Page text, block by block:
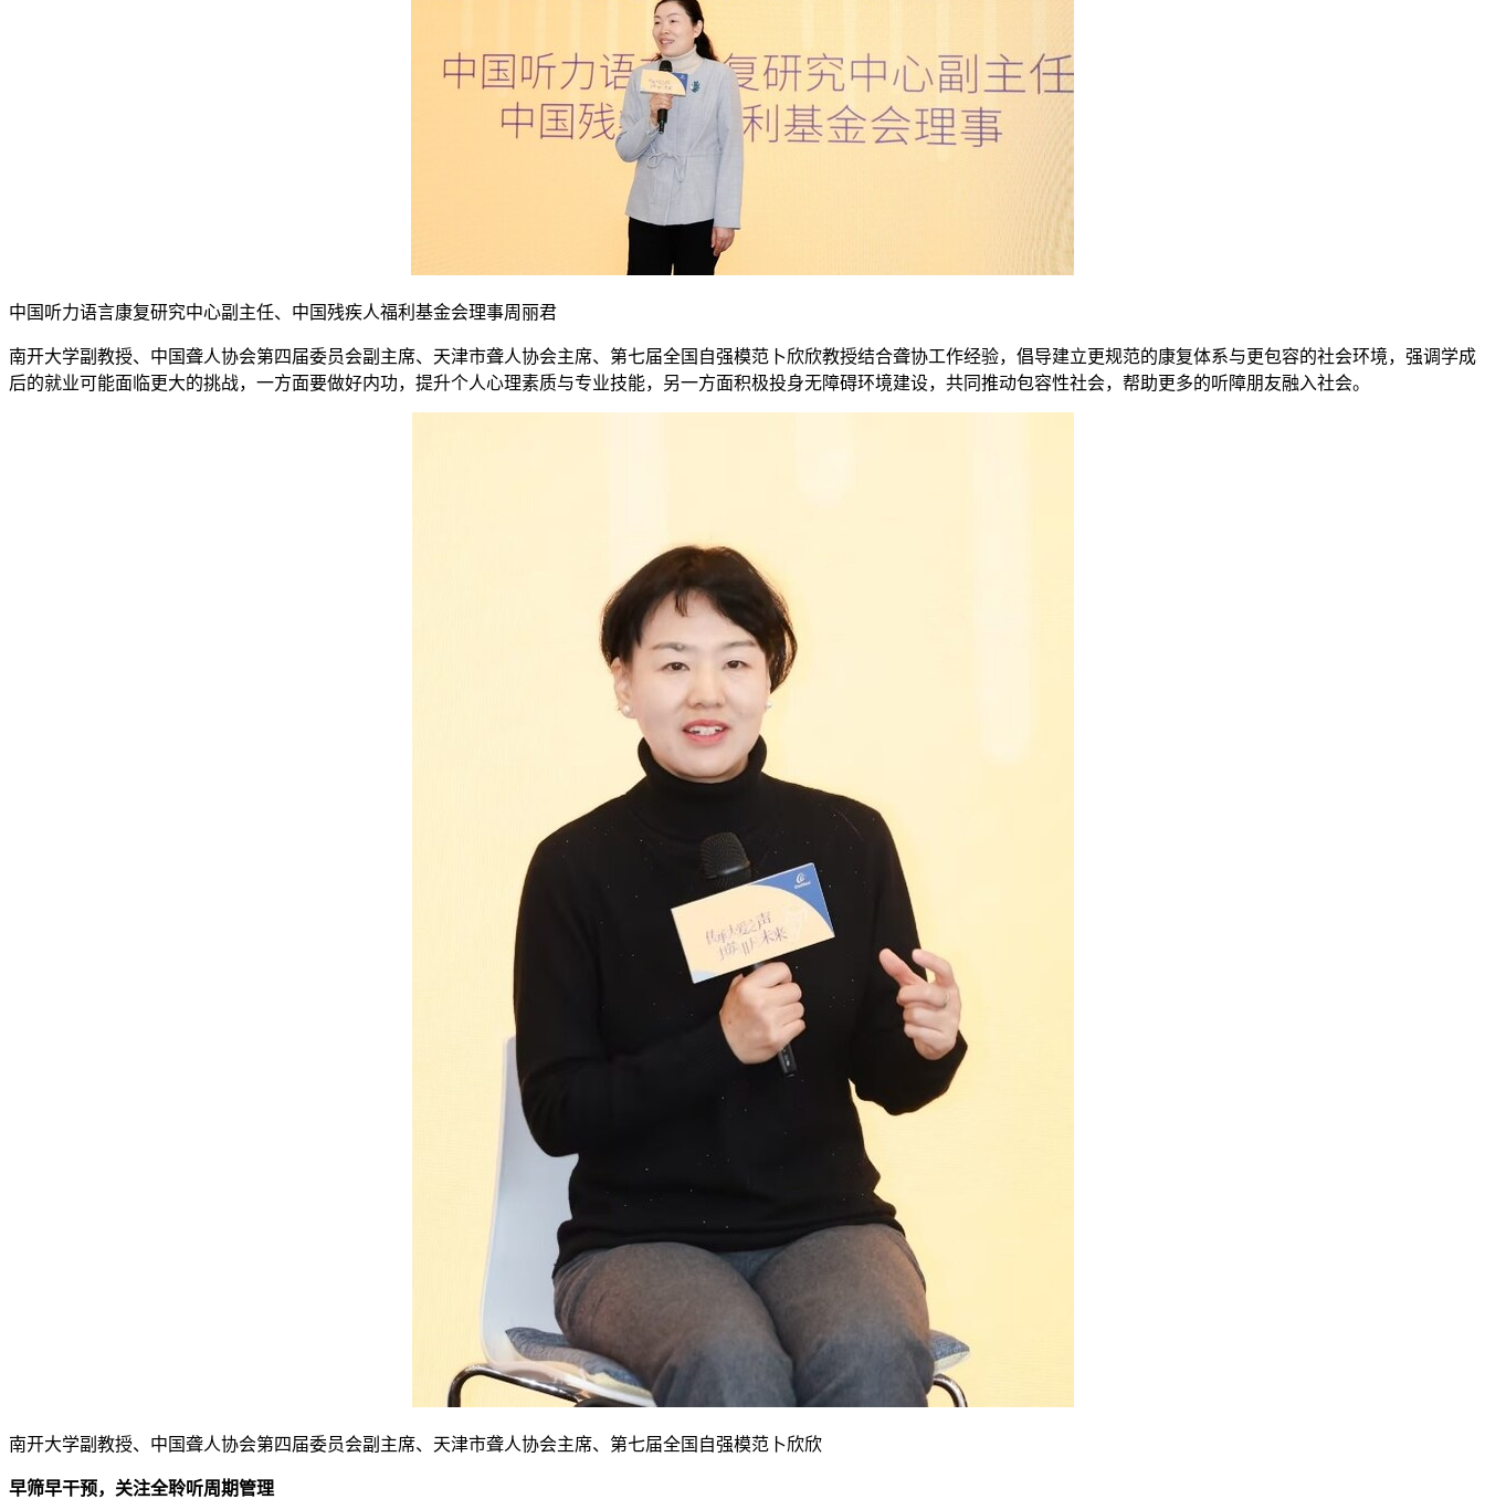
中国听力语言康复研究中心副主任、中国残疾人福利基金会理事周丽君
南开大学副教授、中国聋人协会第四届委员会副主席、天津市聋人协会主席、第七届全国自强模范卜欣欣教授结合聋协工作经验，倡导建立更规范的康复体系与更包容的社会环境，强调学成
后的就业可能面临更大的挑战，一方面要做好内功，提升个人心理素质与专业技能，另一方面积极投身无障碍环境建设，共同推动包容性社会，帮助更多的听障朋友融入社会。
南开大学副教授、中国聋人协会第四届委员会副主席、天津市聋人协会主席、第七届全国自强模范卜欣欣
早筛早干预，关注全聆听周期管理